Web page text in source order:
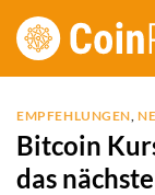
Zum
Inhalt
EMPFEHLUNGEN,
Bitcoin
das